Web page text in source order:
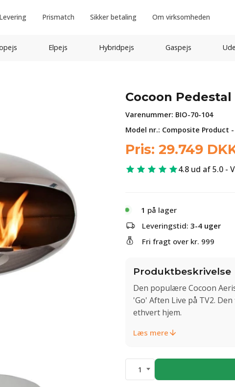
Levering Prismatch Sikker betaling Om virksomheden
Elpejs Hybridpejs Gaspejs
Cocoon
Varenummer: BIO-70-104
Model nr.: Composite Product -
Pris: 29.749
4.8 ud af 5.0 -
1 på lager
Leveringstid: 3-4 uger
Fri fragt over kr. 999
Produktbeskrivelse
Den populære Cocoon
'Go' Aften Live på TV2.
ethvert hjem.
Læs mere
1